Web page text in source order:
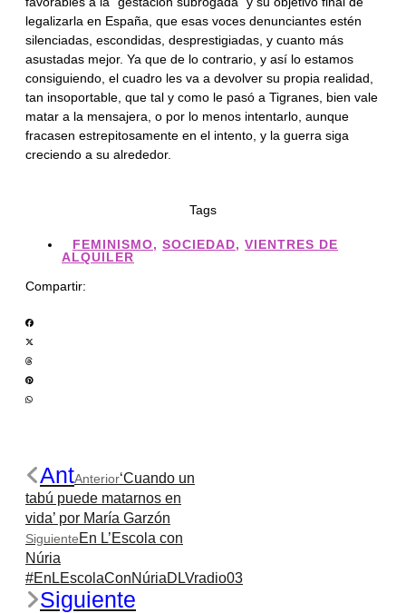
legalizarla en España, que esas voces denunciantes estén
silenciadas, escondidas, desprestigiadas, y cuanto más
asustadas mejor. Ya que de lo contrario, y así lo estamos
consiguiendo, el cuadro les va a devolver su propia realidad,
tan insoportable, que tal y como le pasó a Tigranes, bien vale
matar a la mensajera, o por lo menos intentarlo, aunque
fracasen estrepitosamente en el intento, y la guerra siga
creciendo a su alrededor.
Tags
FEMINISMO, SOCIEDAD, VIENTRES DE
ALQUILER
Compartir:
AntAnterior‘Cuando un
tabú puede matarnos en
vida’ por María Garzón
SiguienteEn L’Escola con
Núria
#EnLEscolaConNúriaDLVradio03
Siguiente